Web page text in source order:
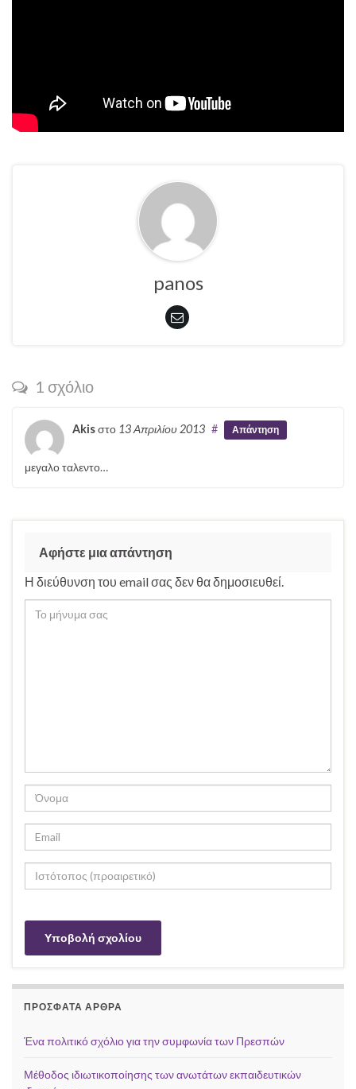
panos
1 σχόλιο
Akisστο 13 Απριλίου 2013 # Απάντηση
μεγαλο ταλεντο…
Αφήστε μια απάντηση
Η διεύθυνση του email σας δεν θα δημοσιευθεί.
ΠΡΌΣΦΑΤΑ ΆΡΘΡΑ
Ένα πολιτικό σχόλιο για την συμφωνία των Πρεσπών
Μέθοδος ιδιωτικοποίησης των ανωτάτων εκπαιδευτικών